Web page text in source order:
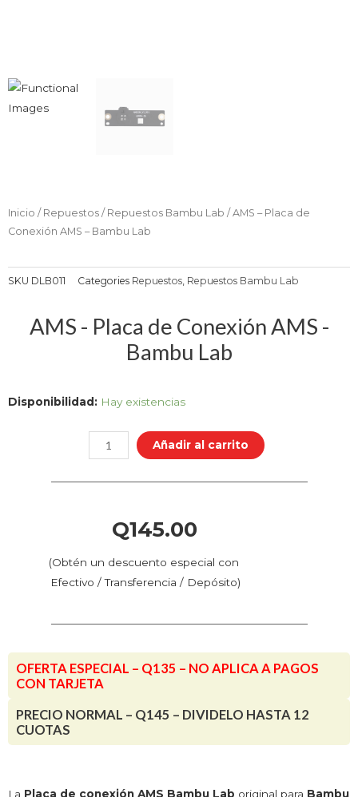
Inicio / Repuestos / Repuestos Bambu Lab / AMS – Placa de
Conexión AMS – Bambu Lab
SKU DLB011 Categories Repuestos, Repuestos Bambu Lab
AMS - Placa de Conexión AMS -
Bambu Lab
Disponibilidad: Hay existencias
AMS
Placa
de
Conexión
Bambu
Lab
cantidad
Añadir al carrito
Q145.00
(Obtén un descuento especial con
Efectivo / Transferencia / Depósito)
OFERTA ESPECIAL – Q135 – NO APLICA A PAGOS
CON TARJETA
PRECIO NORMAL – Q145 – DIVIDELO HASTA 12
CUOTAS
La Placa de conexión AMS Bambu Lab original para Bambu